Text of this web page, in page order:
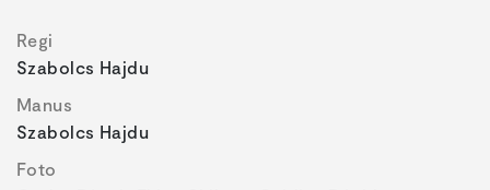
Regi
Szabolcs Hajdu
Manus
Szabolcs Hajdu
Foto